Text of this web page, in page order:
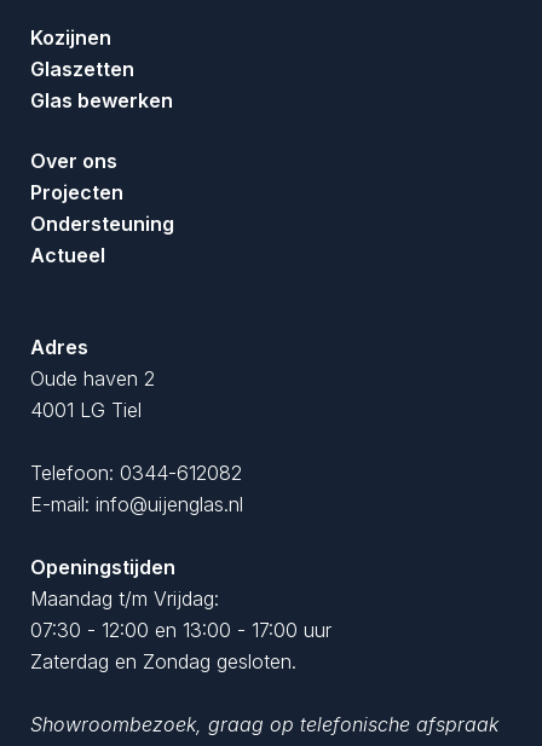
Kozijnen
Glaszetten
Glas bewerken
Over ons
Projecten
Ondersteuning
Actueel
Adres
Oude haven 2
4001 LG Tiel
Telefoon: 0344-612082
E-mail: info@uijenglas.nl
Openingstijden
Maandag t/m Vrijdag:
07:30 - 12:00 en 13:00 - 17:00 uur
Zaterdag en Zondag gesloten.
Showroombezoek, graag op telefonische afspraak